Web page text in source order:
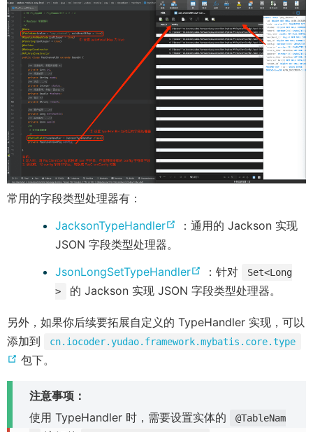
常用的字段类型处理器有：
JacksonTypeHandler
s
n
i
：通用的 Jackson 实现
JSON 字段类型处理器。
JsonLongSetTypeHandler
o
e
n
w
：针对
Set<Long
>
的 Jackson 实现 JSON 字段类型处理器。
另外，如果你后续要拓展自定义的 TypeHandler 实现，可以
添加到
cn.iocoder.yudao.framework.mybatis.core.type
(
包下。
注意事项：
使用 TypeHandler 时，需要设置实体的
@TableNam